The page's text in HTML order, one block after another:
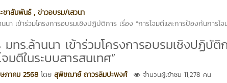
ชาสัมพันธ์ , ข่าวอบรม/เสวนา
า เข้าร่วมโครงการอบรมเชิงปฏิบัติการ เรื่อง “การโจมตีและการป้องกันการโจ
ร.ล้านนา เข้าร่วมโครงการอบรมเชิงปฏิบัติ
มตีในระบบสารสนเทศ”
ภาคม 2568 โดย สุพิชฌาย์ ถาวรลิมปะพงศ์
จำนวนผู้เข้าชม 11,278 คน